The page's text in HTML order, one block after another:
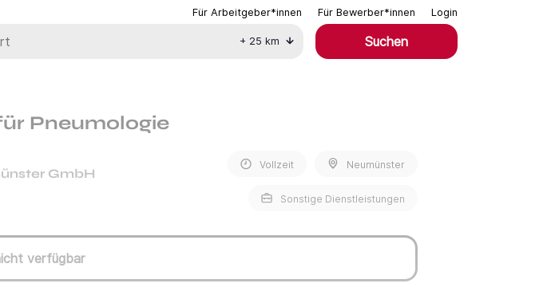
Für Arbeitgeber*innen Für Bewerber*innen Login
+ 25 km Suchen
Pneumologie
GmbH
Vollzeit Neumünster
Sonstige Dienstleistungen
verfügbar